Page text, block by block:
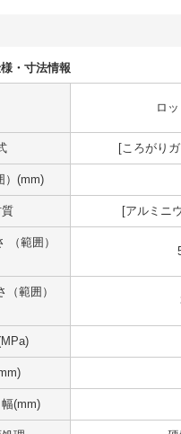
・寸法情報
ロ
[ころがり
）(mm)
[アルミニ
（範囲）
範囲）
(mm)